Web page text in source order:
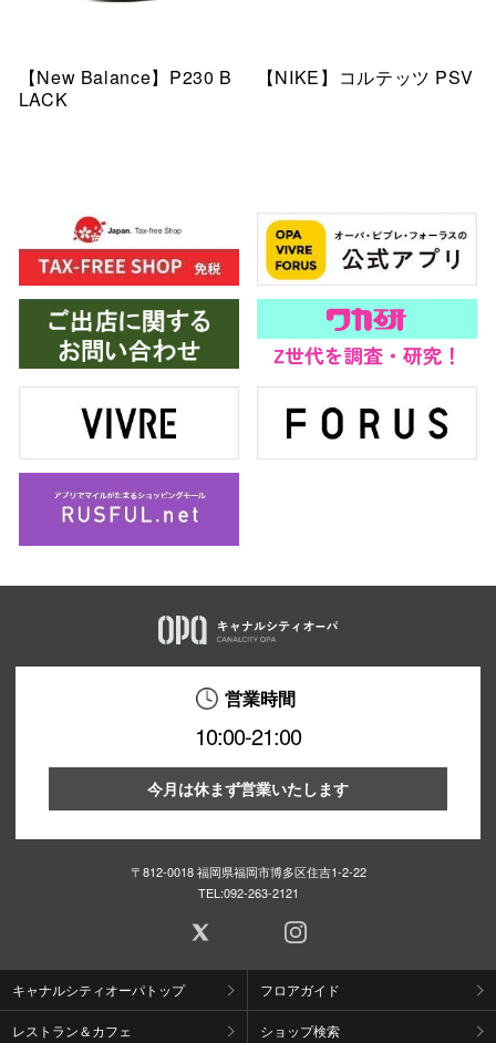
【New Balance】P230 B
LACK
【NIKE】コルテッツ PSV
営業時間
10:00-21:00
今月は休まず営業いたします
〒812-0018 福岡県福岡市博多区住吉1-2-22
TEL:092-263-2121
キャナルシティオーパトップ フロアガイド
レストラン＆カフェ ショップ検索